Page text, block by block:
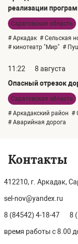
реализации
Саратовская область
# Аркадак # Сельская
# кинотеатр "Мир" #
11:22
8 августа
Опасный отрезок
Саратовская область
# Аркадакский район #
# Аварийная дорога
Контакты
412210, г. Аркадак,
sel-nov@yandex.ru
8 (84542) 4-18-47 8
время работы с 8.00